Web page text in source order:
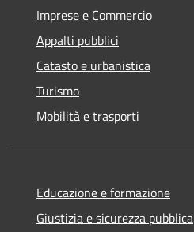
Imprese e Commercio
Appalti pubblici
Catasto e urbanistica
Turismo
Mobilità e trasporti
Educazione e formazione
Giustizia e sicurezza pubblica